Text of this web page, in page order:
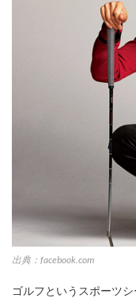
出典：facebook.com
ゴルフというスポーツ